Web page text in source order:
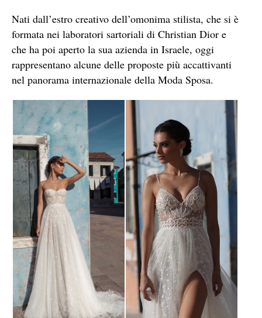
Nati dall’estro creativo dell’omonima stilista, che si è
formata nei laboratori sartoriali di Christian Dior e
che ha poi aperto la sua azienda in Israele, oggi
rappresentano alcune delle proposte più accattivanti
nel panorama internazionale della Moda Sposa.